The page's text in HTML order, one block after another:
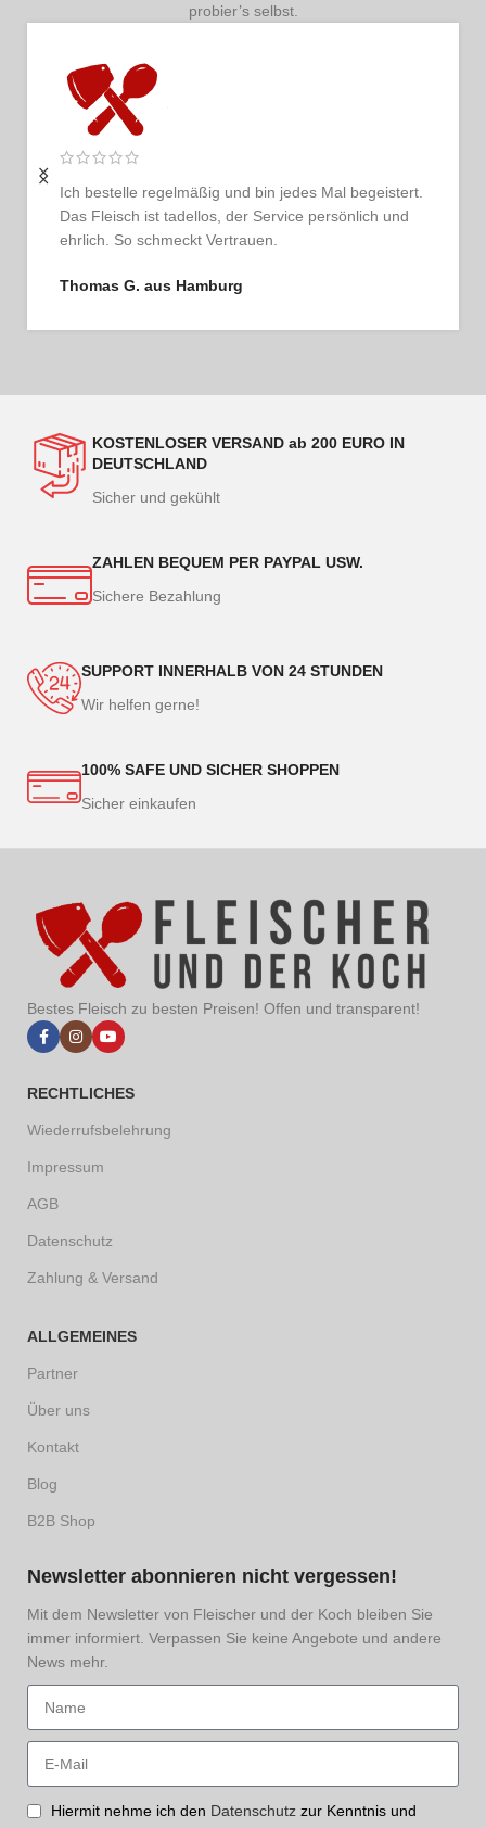
probier’s selbst.
Ich bestelle regelmäßig und bin jedes Mal begeistert.
Das Fleisch ist tadellos, der Service persönlich und
ehrlich. So schmeckt Vertrauen.
Thomas G. aus Hamburg
KOSTENLOSER VERSAND ab 200 EURO IN
DEUTSCHLAND
Sicher und gekühlt
ZAHLEN BEQUEM PER PAYPAL USW.
Sichere Bezahlung
SUPPORT INNERHALB VON 24 STUNDEN
Wir helfen gerne!
100% SAFE UND SICHER SHOPPEN
Sicher einkaufen
Bestes Fleisch zu besten Preisen! Offen und transparent!
RECHTLICHES
Wiederrufsbelehrung
Impressum
AGB
Datenschutz
Zahlung & Versand
ALLGEMEINES
Partner
Über uns
Kontakt
Blog
B2B Shop
Newsletter abonnieren nicht vergessen!
Mit dem Newsletter von Fleischer und der Koch bleiben Sie
immer informiert. Verpassen Sie keine Angebote und andere
News mehr.
Hiermit nehme ich den Datenschutz zur Kenntnis und